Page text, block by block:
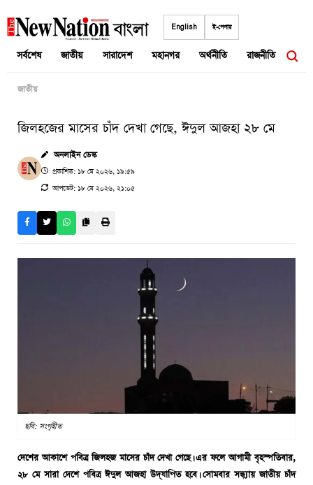
to
English ই-পেপার
সর্বশেষ জাতীয় সারাদেশ মহানগর অর্থনীতি রাজনীতি
জাতীয়
জিলহজের মাসের চাঁদ দেখা গেছে, ঈদুল আজহা ২৮ মে
অনলাইন ডেস্ক
প্রকাশিত: ১৮ মে ২০২৬, ১৯:৫৯
আপডেট: ১৮ মে ২০২৬, ২১:০৫
ছবি: সংগৃহীত
দেশের আকাশে পবিত্র জিলহজ মাসের চাঁদ দেখা গেছে। এর ফলে আগামী বৃহস্পতিবার,
২৮ মে সারা দেশে পবিত্র ঈদুল আজহা উদ্‌যাপিত হবে। সোমবার সন্ধ্যায় জাতীয় চাঁদ